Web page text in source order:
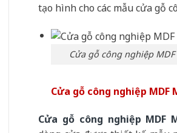
tạo hình cho các mẫu cửa gỗ
Cửa gỗ công nghiệp
Cửa gỗ công nghiệp MDF
Cửa gỗ công nghiệp MDF